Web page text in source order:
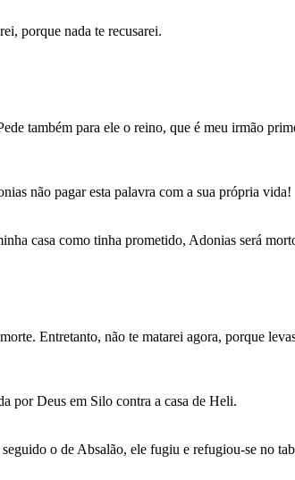
porque nada te recusarei.
também para ele o reino, que é meu irmão
não pagar esta palavra com a sua própria vida!
casa como tinha prometido, Adonias será
Entretanto, não te matarei agora, porque
por Deus em Silo contra a casa de Heli.
o de Absalão, ele fugiu e refugiou-se no